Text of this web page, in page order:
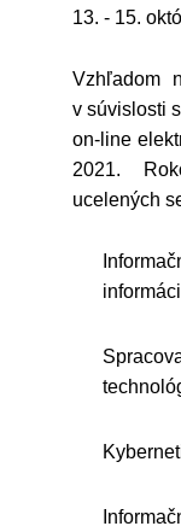
13. - 15.
Vzhľadom
v súvislosti
on-line
2021.
ucelených